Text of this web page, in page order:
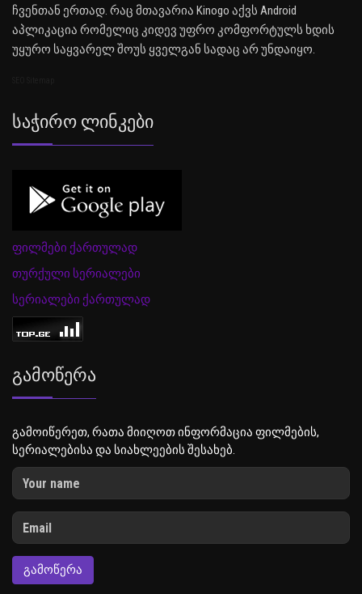
ჩვენთან ერთად. რაც მთავარია Kinogo აქვს Android
აპლიკაცია რომელიც კიდევ უფრო კომფორტულს ხდის
უყურო საყვარელ შოუს ყველგან სადაც არ უნდაიყო.
Საჭირო Ლინკები
ფილმები ქართულად
თურქული სერიალები
სერიალები ქართულად
Გამოწერა
გამოიწერეთ, რათა მიიღოთ ინფორმაცია ფილმების,
სერიალებისა და სიახლეების შესახებ.
ᲒᲐᲛᲝᲬᲔᲠᲐ